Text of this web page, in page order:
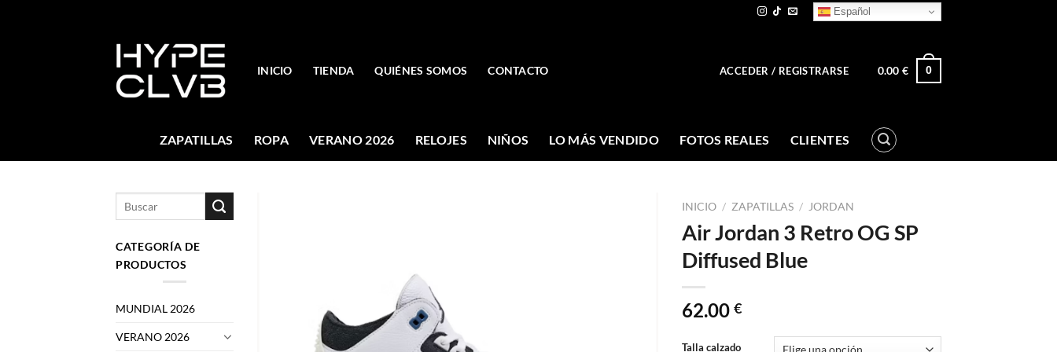
Español
INICIO TIENDA QUIÉNES SOMOS CONTACTO ACCEDER / REGISTRARSE 0.00€ 0
ZAPATILLAS ROPA VERANO 2026 RELOJES NIÑOS LO MÁS VENDIDO FOTOS REALES CLIENTES
CATEGORÍA DE
PRODUCTOS
MUNDIAL 2026
VERANO 2026
INICIO / ZAPATILLAS / JORDAN
Air Jordan 3 Retro OG SP
Diffused Blue
62.00 €
Talla calzado